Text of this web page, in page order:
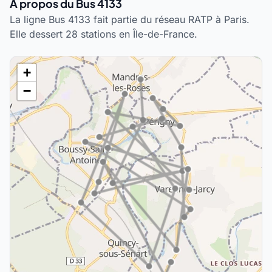
À propos du Bus 4133
La ligne Bus 4133 fait partie du réseau RATP à Paris.
Elle dessert 28 stations en Île-de-France.
+
−